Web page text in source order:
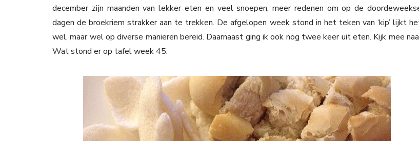
december zijn maanden van lekker eten en veel snoepen, meer redenen om op de
dagen de broekriem strakker aan te trekken. De afgelopen week stond in het teken van ‘kip’ lijkt
wel, maar wel op diverse manieren bereid. Daarnaast ging ik ook nog twee keer uit eten. Kijk mee
Wat stond er op tafel week 45.